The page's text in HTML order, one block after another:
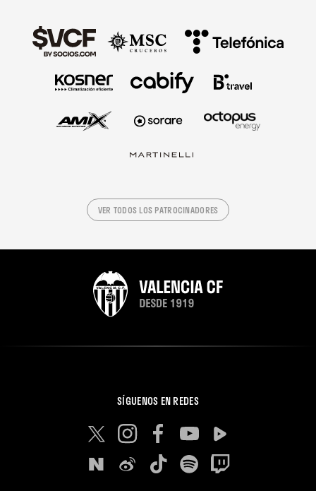
VER TODOS LOS PATROCINADORES
SÍGUENOS EN REDES